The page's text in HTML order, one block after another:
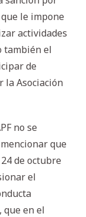
le impone
actividades
también el
de
la Asociación
no se
que
de octubre
el
en el